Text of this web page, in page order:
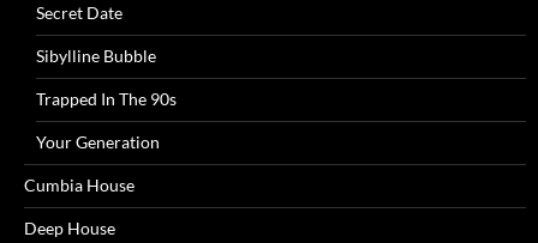
Secret Date
Sibylline Bubble
Trapped In The 90s
Your Generation
Cumbia House
Deep House